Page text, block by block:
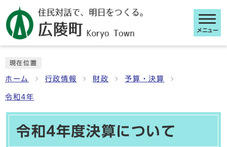
メニュー
現在位置
ホーム 行政情報 財政 予算・決算
令和4年
令和4年度決算について